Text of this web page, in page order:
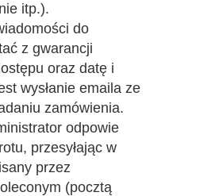
itp.).
do
z gwarancji
oraz datę i
wysłanie emaila ze
zamówienia.
odpowie
przesyłając w
przez
(pocztą